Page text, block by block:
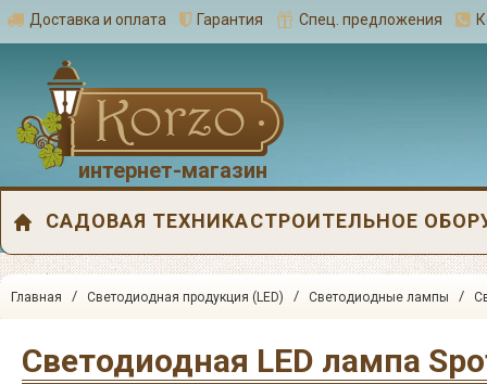
Доставка и оплата Гарантия Спец. предложения
интернет-магазин
САДОВАЯ ТЕХНИКАСТРОИТЕЛЬНОЕ
Главная / Светодиодная продукция (LED) / Светодиодные лампы /
Светодиодная LED лампа